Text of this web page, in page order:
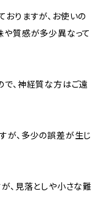
りますが、お使いの
や質感が多少異なって
、神経質な方はご遠
が、多少の誤差が生じ
、見落としや小さな難